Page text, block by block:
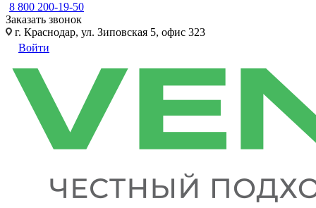
8 800 200-19-50
Заказать звонок
г. Краснодар, ул. Зиповская 5, офис 323
Войти